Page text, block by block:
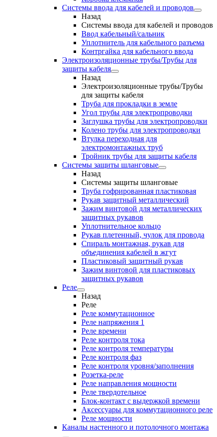
Системы ввода для кабелей и проводов
Назад
Системы ввода для кабелей и проводов
Ввод кабельный/сальник
Уплотнитель для кабельного разъема
Контргайка для кабельного ввода
Электроизоляционные трубы/Трубы для
защиты кабеля
Назад
Электроизоляционные трубы/Трубы
для защиты кабеля
Труба для прокладки в земле
Угол трубы для электропроводки
Заглушка трубы для электропроводки
Колено трубы для электропроводки
Втулка переходная для
электромонтажных труб
Тройник трубы для защиты кабеля
Системы защиты шланговые
Назад
Системы защиты шланговые
Труба гофрированная пластиковая
Рукав защитный металлический
Зажим винтовой для металлических
защитных рукавов
Уплотнительное кольцо
Рукав плетенный, чулок для провода
Спираль монтажная, рукав для
объединения кабелей в жгут
Пластиковый защитный рукав
Зажим винтовой для пластиковых
защитных рукавов
Реле
Назад
Реле
Реле коммутационное
Реле напряжения 1
Реле времени
Реле контроля тока
Реле контроля температуры
Реле контроля фаз
Реле контроля уровня/заполнения
Розетка-реле
Реле направления мощности
Реле твердотельное
Блок-контакт с выдержкой времени
Аксессуары для коммутационного реле
Реле мощности
Каналы настенного и потолочного монтажа